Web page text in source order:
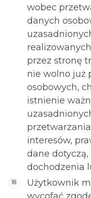
wobec
danych
przez stronę
nie wolno już
osobowych,
istnienie
interesów,
dane
dochodzenia
Użytkownik